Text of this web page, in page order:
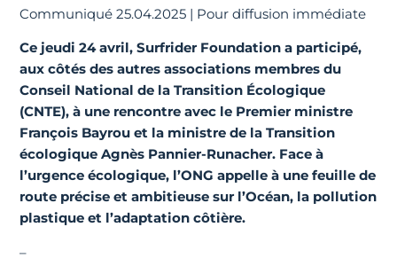
Communiqué 25.04.2025 | Pour diffusion immédiate
Ce jeudi 24 avril, Surfrider Foundation a participé,
aux côtés des autres associations membres du
Conseil National de la Transition Écologique
(CNTE), à une rencontre avec le Premier ministre
François Bayrou et la ministre de la Transition
écologique Agnès Pannier-Runacher. Face à
l’urgence écologique, l’ONG appelle à une feuille de
route précise et ambitieuse sur l’Océan, la pollution
plastique et l’adaptation côtière.
–